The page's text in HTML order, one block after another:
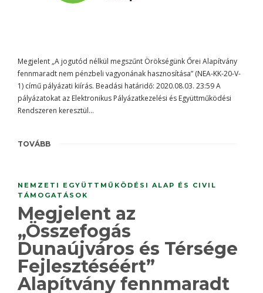
Megjelent „A jogutód nélkül megszűnt Örökségünk Őrei Alapítvány
fennmaradt nem pénzbeli vagyonának hasznosítása” (NEA-KK-20-V-
1) című pályázati kiírás. Beadási határidő: 2020.08.03. 23:59 A
pályázatokat az Elektronikus Pályázatkezelési és Együttműködési
Rendszeren keresztül…
TOVÁBB
NEMZETI EGYÜTTMŰKÖDÉSI ALAP ÉS CIVIL
TÁMOGATÁSOK
Megjelent az
„Összefogás
Dunaújváros és Térsége
Fejlesztéséért”
Alapítvány fennmaradt